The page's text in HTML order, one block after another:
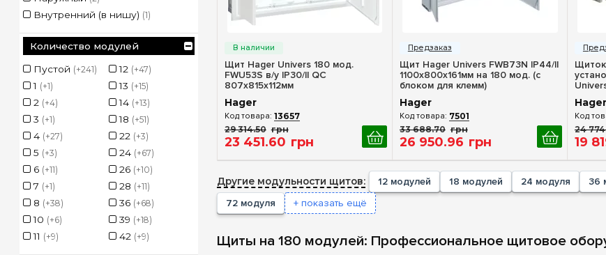
Щит Hager Univers 180 мод.
FWU53S в/у IP30/II QC
807x815x112мм
Hager
13657
29 314.50 грн
23 451.60 грн
Щит Hager Univers FWB73N IP44/II
1100x800x161мм на 180 мод. (с
блоком для клемм)
Hager
7501
33 688.70 грн
26 950.96 грн
Щиток
Hager
24 774
19
Другие модульности щитов: 12 модулей 18 модулей 24 модуля 36
72 модуля
+ показать ещё
Щиты на 180 модулей: Профессиональное щитовое
Внутренний (в нишу) (1)
Количество модулей
Пустой (+241)
1 (+1)
2 (+4)
3 (+1)
4 (+27)
5 (+3)
6 (+11)
7 (+1)
8 (+38)
10 (+6)
11 (+9)
12 (+47)
13 (+15)
14 (+13)
18 (+51)
22 (+3)
24 (+67)
26 (+10)
28 (+11)
36 (+68)
39 (+18)
42 (+9)
(+51)
(+10)
(+36)
(+2)
(+11)
78(+2)
(+3)
90
96(+37)
104(+2)
108
130
156
180
182(+2)
216
(+2)
(+2)
(+1)
(+1)